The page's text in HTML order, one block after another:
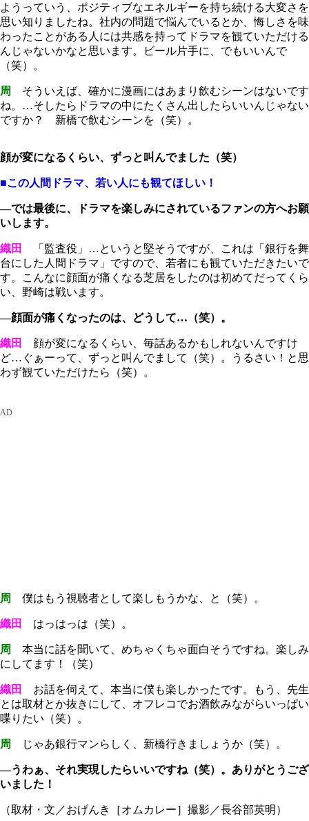
ようっていう、ポジティブなエネルギーを持ち続ける大変さを
思い知りましたね。社内の問題で悩んでいるとか、悔しさを味
わったことがある人には共感を持ってドラマを観ていただける
んじゃないかなと思います。ビール片手に、でもいいんで
（笑）。
周
そういえば、確かに漫画にはあまり飲むシーンはないです
ね。…そしたらドラマの中にたくさん出したらいいんじゃない
ですか？ 新橋で飲むシーンを（笑）。
顔が変になるくらい、ずっと叫んでました（笑）
■この人間ドラマ、若い人にも観てほしい！
―では最後に、ドラマを楽しみにされているファンの方へお願
いします。
織田
「監査役」…というと堅そうですが、これは「銀行を舞
台にした人間ドラマ」ですので、若者にも観ていただきたいで
す。こんなに顔面が痛くなる芝居をしたのは初めてだってくら
い、野崎は戦います。
―顔面が痛くなったのは、どうして…（笑）。
織田
顔が変になるくらい、毎話あるかもしれないんですけ
ど…ぐぁーって、ずっと叫んでまして（笑）。うるさい！と思
わず観ていただけたら（笑）。
周 僕はもう視聴者として楽しもうかな、と（笑）。
織田 はっはっは（笑）。
周
本当に話を聞いて、めちゃくちゃ面白そうですね。楽しみ
にしてます！（笑）
織田
お話を伺えて、本当に僕も楽しかったです。もう、先生
とは取材とか抜きにして、オフレコでお酒飲みながらいっぱい
喋りたい（笑）。
周 じゃあ銀行マンらしく、新橋行きましょうか（笑）。
―うわぁ、それ実現したらいいですね（笑）。ありがとうござ
いました！
（取材・文／おげんき［オムカレー］撮影／長谷部英明）